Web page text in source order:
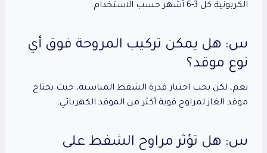
الكربونية كل 3-6 أشهر حسب الاستخدام.
س: هل يمكن تركيب المروحة فوق أي
نوع موقد؟
نعم، لكن يجب اختيار قدرة الشفط المناسبة، حيث يحتاج
موقد الغاز لمراوح قوية أكثر من الموقد الكهربائي.
س: هل تؤثر مراوح الشفط على